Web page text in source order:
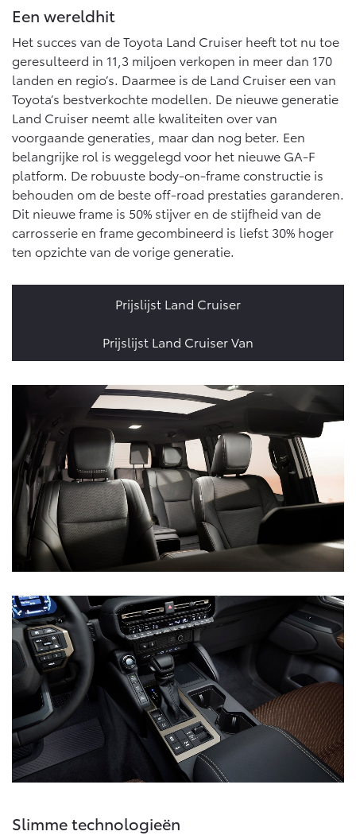
Proace (excl. BTW)
OOK ALS BATTERIJ-
ELEKTRISCH
Vanaf € 37.500,-
Proace Verso
BATTERIJ-ELEKTRISCH
Vanaf € 55.950,-
Proace Max (excl. BTW)
OOK ALS BATTERIJ-
Vanaf € 46.301,-
Hilux (excl. BTW)
OOK ALS BATTERIJ-
Vanaf € 56.570,-
Land Cruiser (excl. BTW)
Vanaf € 89.986,-
Een wereldhit
Het succes van de Toyota Land Cruiser heeft tot nu toe
geresulteerd in 11,3 miljoen verkopen in meer dan 170
landen en regio’s. Daarmee is de Land Cruiser een van
Toyota’s bestverkochte modellen. De nieuwe generatie
Land Cruiser neemt alle kwaliteiten over van
voorgaande generaties, maar dan nog beter. Een
belangrijke rol is weggelegd voor het nieuwe GA-F
platform. De robuuste body-on-frame constructie is
behouden om de beste off-road prestaties garanderen.
Dit nieuwe frame is 50% stijver en de stijfheid van de
carrosserie en frame gecombineerd is liefst 30% hoger
ten opzichte van de vorige generatie.
Prijslijst Land Cruiser
Prijslijst Land Cruiser Van
Slimme technologieën